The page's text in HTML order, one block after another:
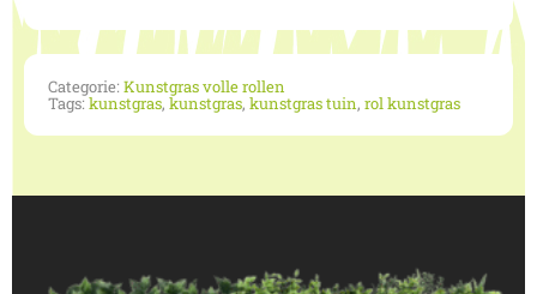
Categorie: Kunstgras volle rollen
Tags:kunstgras, kunstgras, kunstgras tuin, rol kunstgras